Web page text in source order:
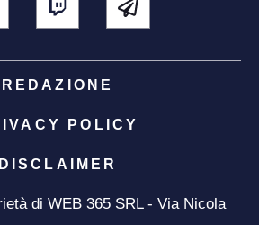
REDAZIONE
POLICY
DISCLAIMER
di WEB 365 SRL - Via Nicola